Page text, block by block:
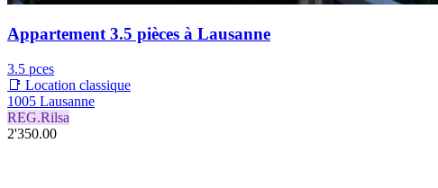
Appartement 3.5 pièces à Lausanne
3.5 pces
📑 Location classique
1005 Lausanne
REG.Rilsa
2'350.00